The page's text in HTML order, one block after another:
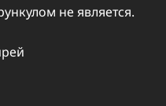
не является.